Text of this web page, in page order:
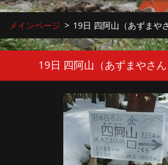
メインページ > 19日 四阿山（あずまや
19日 四阿山（あずまやさん